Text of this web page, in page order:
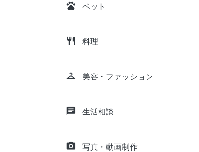
pets ペット
restaurant 料理
checkroom 美容・ファッション
chat 生活相談
camera_alt 写真・動画制作